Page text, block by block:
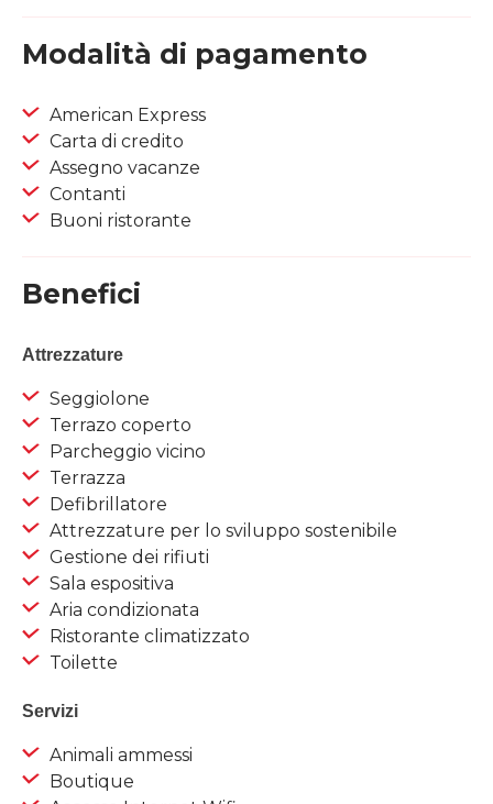
Modalità di pagamento
American Express
Carta di credito
Assegno vacanze
Contanti
Buoni ristorante
Benefici
Attrezzature
Seggiolone
Terrazo coperto
Parcheggio vicino
Terrazza
Defibrillatore
Attrezzature per lo sviluppo sostenibile
Gestione dei rifiuti
Sala espositiva
Aria condizionata
Ristorante climatizzato
Toilette
Servizi
Animali ammessi
Boutique